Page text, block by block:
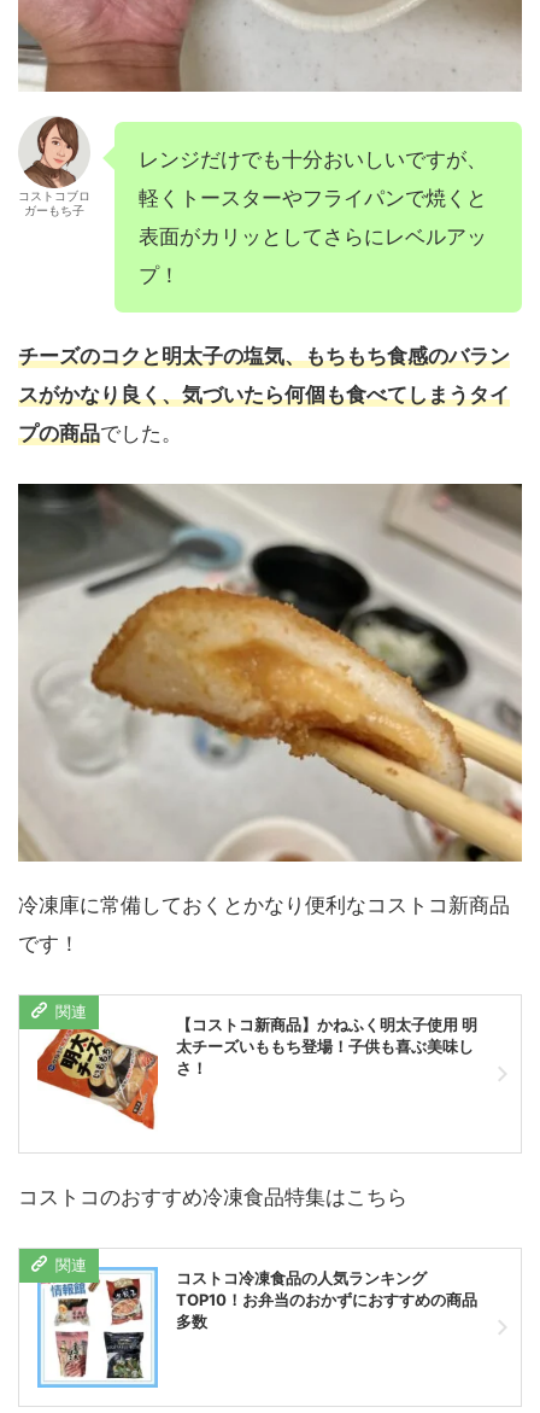
コストコブロ
ガーもち子
レンジだけでも十分おいしいですが、
軽くトースターやフライパンで焼くと
表面がカリッとしてさらにレベルアッ
プ！
チーズのコクと明太子の塩気、もちもち食感のバラン
スがかなり良く、気づいたら何個も食べてしまうタイ
プの商品でした。
冷凍庫に常備しておくとかなり便利なコストコ新商品
です！
【コストコ新商品】かねふく明太子使用 明
太チーズいももち登場！子供も喜ぶ美味し
さ！
コストコのおすすめ冷凍食品特集はこちら
コストコ冷凍食品の人気ランキング
TOP10！お弁当のおかずにおすすめの商品
多数